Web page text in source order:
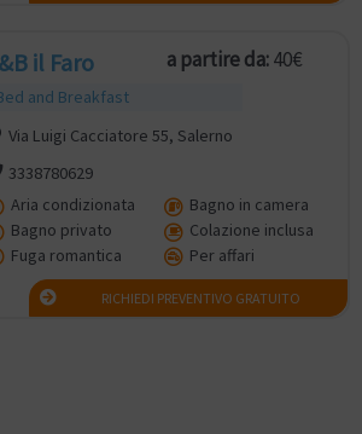
il Faro
and Breakfast
a partire da:40€
Via Luigi Cacciatore 55, Salerno
3338780629
Aria condizionata
Bagno in camera
Bagno privato
Colazione inclusa
Fuga romantica
Per affari
RICHIEDI PREVENTIVO GRATUITO